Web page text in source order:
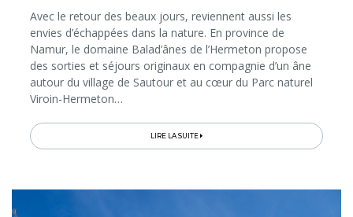
Avec le retour des beaux jours, reviennent aussi les
envies d’échappées dans la nature. En province de
Namur, le domaine Balad’ânes de l’Hermeton propose
des sorties et séjours originaux en compagnie d’un âne
autour du village de Sautour et au cœur du Parc naturel
Viroin-Hermeton…
LIRE LA SUITE